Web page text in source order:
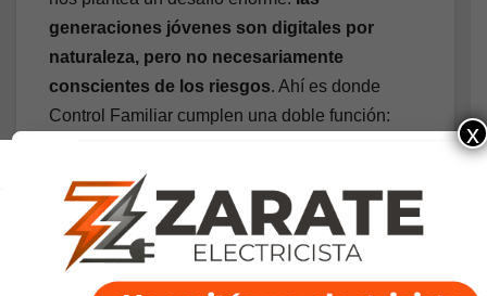
generaciones jóvenes son digitales por
naturaleza, pero no necesariamente
conscientes de los riesgos. Ahí es donde
Control Familiar cumplen una doble función:
temprano, pero de forma acompañada y
responsable. No solo se trata de captar jóvenes,
sino de educarlos y protegerlos, mientras
aprenden a manejar su dinero.
x